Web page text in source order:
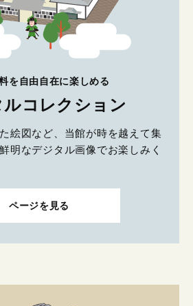
を自由自在に楽しめる
ルコレクション
絵図など、当館が時を越えて集
明なデジタル画像でお楽しみく
ページを見る